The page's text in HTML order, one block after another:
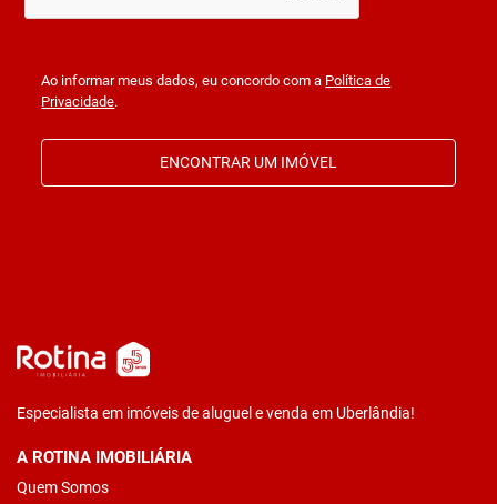
Ao informar meus dados, eu concordo com a Política de
Privacidade.
ENCONTRAR UM IMÓVEL
Especialista em imóveis de aluguel e venda em Uberlândia!
A ROTINA IMOBILIÁRIA
Quem Somos